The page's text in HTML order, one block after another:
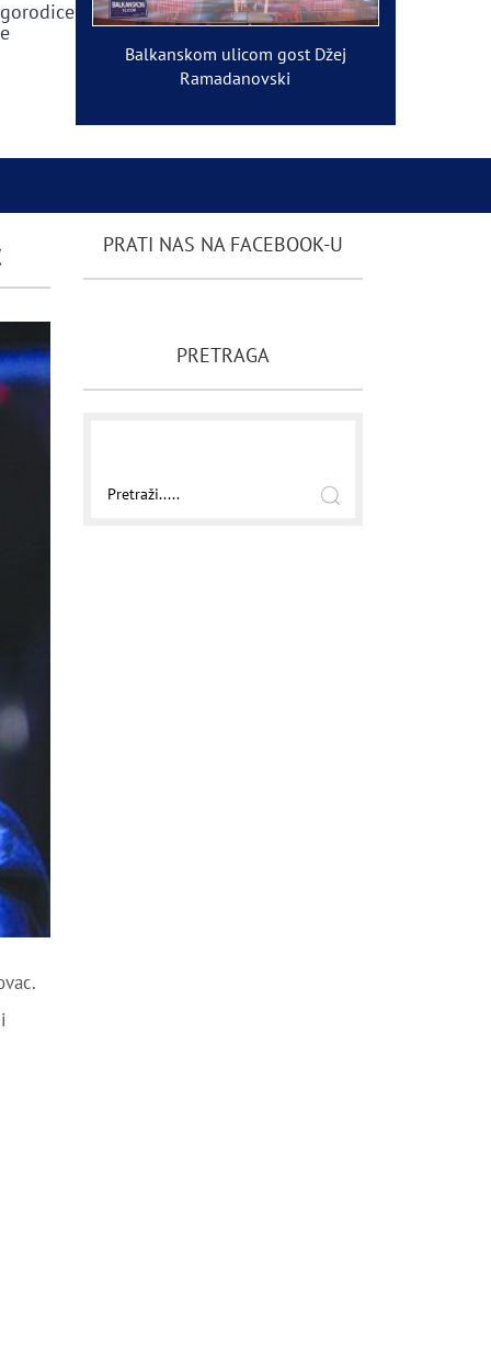
Balkanskom ulicom gost Džej
Ramadanovski
PRATI NAS NA FACEBOOK-U
PRETRAGA